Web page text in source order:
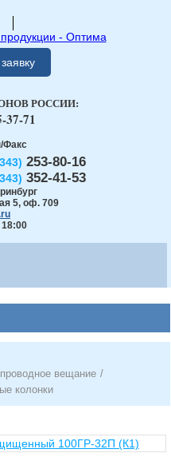
Факс
253-80-16
352-41-53
5, оф. 709
18:00
РОССИИ:
37-71
вещание /
колонки